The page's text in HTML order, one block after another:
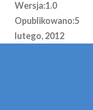
Wersja:1.0
Opublikowano:5
lutego, 2012